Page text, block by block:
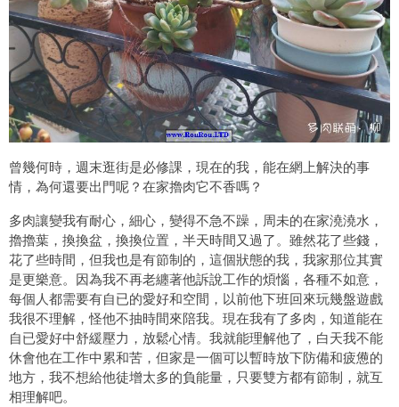
曾幾何時，週末逛街是必修課，現在的我，能在網上解決的事
情，為何還要出門呢？在家擼肉它不香嗎？
多肉讓變我有耐心，細心，變得不急不躁，周未的在家澆澆水，
擼擼葉，換換盆，換換位置，半天時間又過了。雖然花了些錢，
花了些時間，但我也是有節制的，這個狀態的我，我家那位其實
是更樂意。因為我不再老纏著他訴說工作的煩惱，各種不如意，
每個人都需要有自已的愛好和空間，以前他下班回來玩幾盤遊戲
我很不理解，怪他不抽時間來陪我。現在我有了多肉，知道能在
自已愛好中舒緩壓力，放鬆心情。我就能理解他了，白天我不能
休會他在工作中累和苦，但家是一個可以暫時放下防備和疲憊的
地方，我不想給他徒增太多的負能量，只要雙方都有節制，就互
相理解吧。